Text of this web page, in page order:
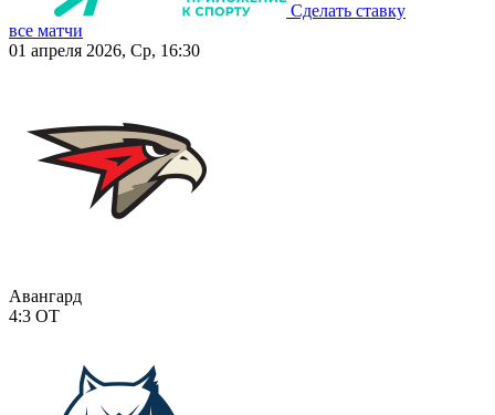
Сделать ставку
все матчи
01 апреля 2026, Ср, 16:30
Авангард
4:3 ОТ